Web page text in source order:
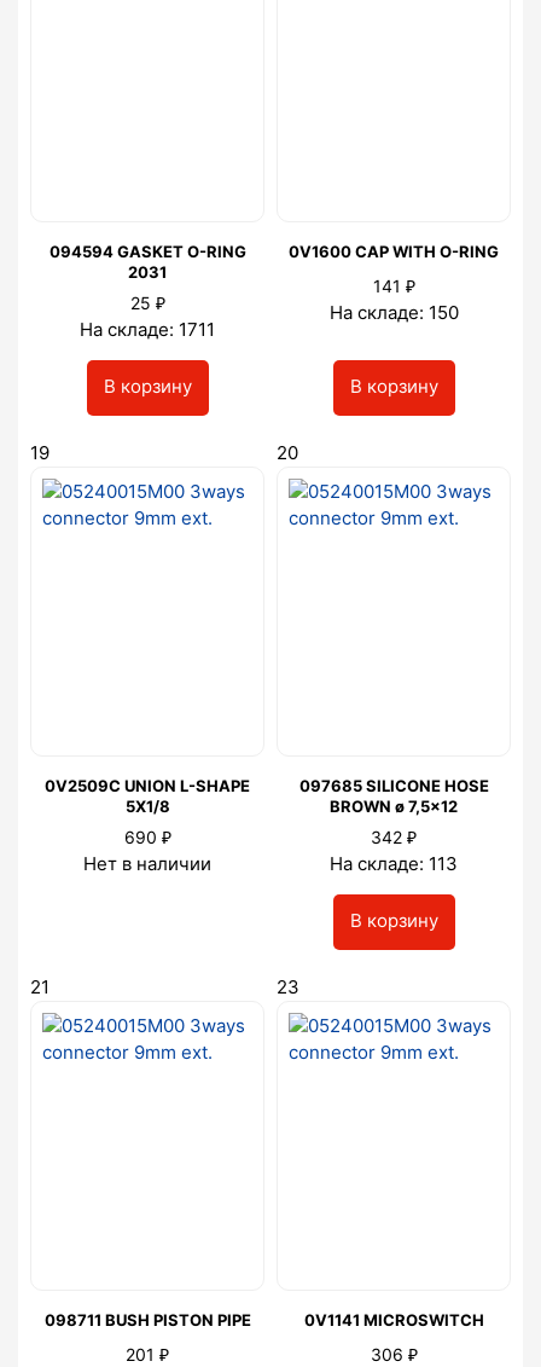
094594 GASKET O-RING
2031
25 ₽
На складе: 1711
В корзину
0V1600 CAP WITH O-RING
141 ₽
На складе: 150
В корзину
19
0V2509C UNION L-SHAPE
5X1/8
690 ₽
Нет в наличии
20
097685 SILICONE HOSE
BROWN ø 7,5x12
342 ₽
На складе: 113
В корзину
21
098711 BUSH PISTON PIPE
201 ₽
23
0V1141 MICROSWITCH
306 ₽